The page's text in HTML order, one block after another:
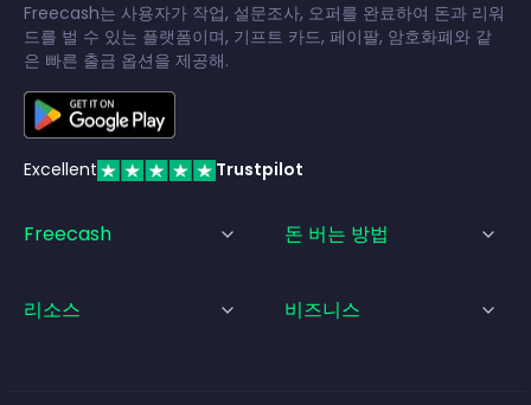
Freecash는 사용자가 작업, 설문조사, 오퍼를 완료하여 돈과 리워
드를 벌 수 있는 플랫폼이며, 기프트 카드, 페이팔, 암호화폐와 같
은 빠른 출금 옵션을 제공해.
Excellent Trustpilot
Freecash 돈 버는 방법
리소스 비즈니스